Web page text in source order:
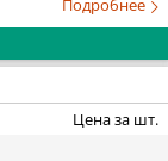
Подробнее
Цена за шт.